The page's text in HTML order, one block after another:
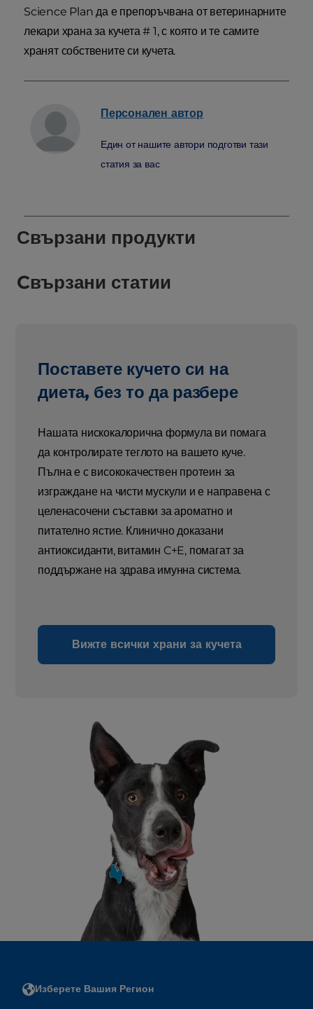
Science Plan да е препоръчвана от ветеринарните
лекари храна за кучета # 1, с която и те самите
хранят собствените си кучета.
Персонален автор
Един от нашите автори подготви тази
статия за вас
Свързани продукти
Cвързани статии
Поставете кучето си на
диета, без то да разбере
Нашата нискокалорична формула ви помага
да контролирате теглото на вашето куче.
Пълна е с висококачествен протеин за
изграждане на чисти мускули и е направена с
целенасочени съставки за ароматно и
питателно ястие. Клинично доказани
антиоксиданти, витамин C+E, помагат за
поддържане на здрава имунна система.
Вижте всички храни за кучета
Изберете Вашия Регион